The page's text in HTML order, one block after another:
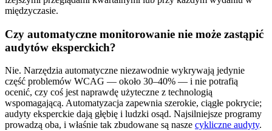
międzyczasie.
Czy automatyczne monitorowanie nie może zastąpić
audytów eksperckich?
Nie. Narzędzia automatyczne niezawodnie wykrywają jedynie
część problemów WCAG — około 30–40% — i nie potrafią
ocenić, czy coś jest naprawdę użyteczne z technologią
wspomagającą. Automatyzacja zapewnia szerokie, ciągłe pokrycie;
audyty eksperckie dają głębię i ludzki osąd. Najsilniejsze programy
prowadzą oba, i właśnie tak zbudowane są nasze cykliczne audyty.